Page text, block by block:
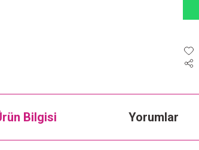
Bilgisi Yorumlar